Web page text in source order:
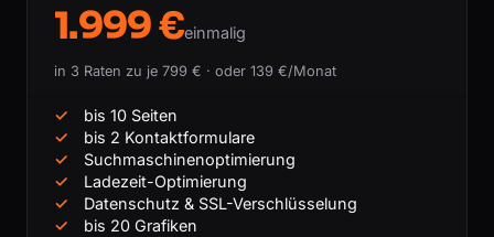
1.999 €einmalig
in 3 Raten zu je 799 € · oder 139 €/Monat
bis 10 Seiten
bis 2 Kontaktformulare
Suchmaschinenoptimierung
Ladezeit-Optimierung
Datenschutz & SSL-Verschlüsselung
bis 20 Grafiken